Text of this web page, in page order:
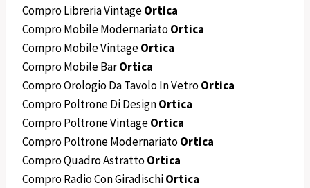
Compro Libreria VintageOrtica
Compro Mobile ModernariatoOrtica
Compro Mobile VintageOrtica
Compro Mobile BarOrtica
Compro Orologio Da Tavolo In VetroOrtica
Compro Poltrone Di DesignOrtica
Compro Poltrone VintageOrtica
Compro Poltrone ModernariatoOrtica
Compro Quadro AstrattoOrtica
Compro Radio Con GiradischiOrtica